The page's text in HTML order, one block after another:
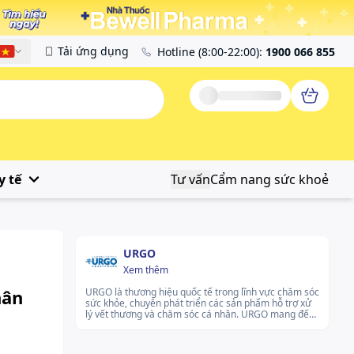
Việt Tải ứng dụng Hotline (8:00-22:00): 1900 066 855
tế Tư vấnCẩm nang sức khoẻ
URGO
Xem thêm
URGO là thương hiệu quốc tế trong lĩnh vực chăm sóc
sức khỏe, chuyên phát triển các sản phẩm hỗ trợ xử
lý vết thương và chăm sóc cá nhân. URGO mang đến